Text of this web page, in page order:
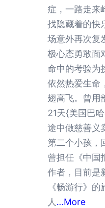
症，一路走来
找隐藏着的快
场意外再次复
极心态勇敢面
命中的考验为
依然热爱生命
翅高飞。曾用
21天{美国巴
途中做慈善义
第二个小孩，
曾担任《中国
作者，目前是
《畅游行》的
人 ...More